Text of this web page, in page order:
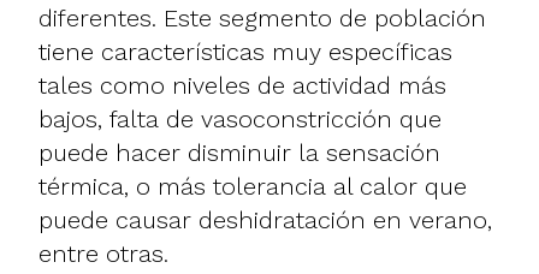
diferentes. Este segmento de población
tiene características muy específicas
tales como niveles de actividad más
bajos, falta de vasoconstricción que
puede hacer disminuir la sensación
térmica, o más tolerancia al calor que
puede causar deshidratación en verano,
entre otras.